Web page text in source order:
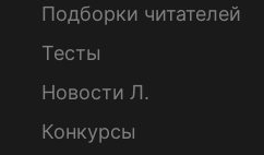
Подборки читателей
Тесты
Новости Л.
Конкурсы